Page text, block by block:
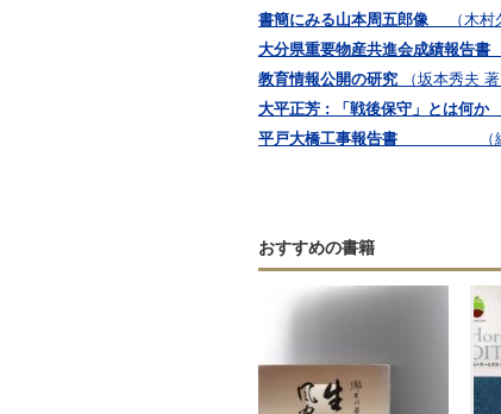
書簡にみる山本周五郎像
（木村
大分県重要物産共進会成績報告書
教育情報公開の研究
（坂本秀夫 著
大平正芳 : 「戦後保守」とは何
平戸大橋工事報告書
おすすめの書籍